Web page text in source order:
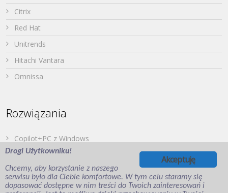
Citrix
Red Hat
Unitrends
Hitachi Vantara
Omnissa
Rozwiązania
Copilot+PC z Windows
Dell PowerStore
Druk z urządzeń mobilnych
Japońska Twierdza – Hitachi Vantara
Akceptuję
Drogi Użytkowniku!
Chcemy, aby korzystanie z naszego
serwisu było dla Ciebie komfortowe. W tym celu staramy się
dopasować dostępne w nim treści do Twoich zainteresowań i